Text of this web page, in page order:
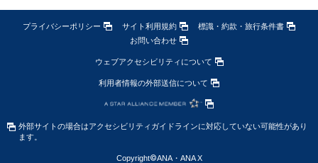
プライバシーポリシー サイト利用規約
標識・約款・旅行条件書
お問い合わせ
ウェブアクセシビリティについて
利用者情報の外部送信について
外部サイトの場合はアクセシビリティガイドラインに対応していない可能性があり
ます。
Copyright©ANA・ANA X